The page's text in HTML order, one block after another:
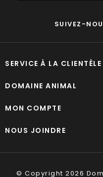
SUIVEZ-
SERVICE À LA CLIENTÈLE
DOMAINE ANIMAL
MON COMPTE
NOUS JOINDRE
© Copyright 2026